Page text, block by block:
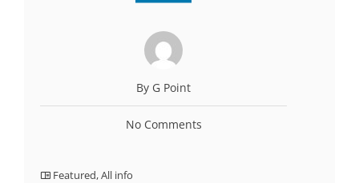
By G Point
No Comments
Featured,All info